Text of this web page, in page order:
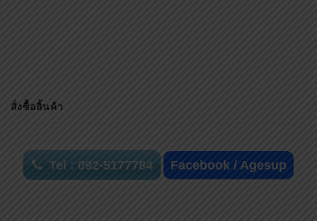
สั่งซื้อสิ้นค้า
Tel : 092-5177784 Facebook / Agesup